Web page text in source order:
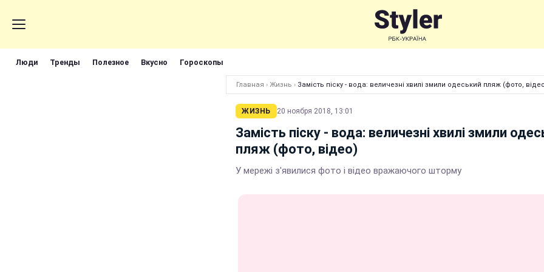
Люди Тренды Полезное Вкусно Гороскопы
Главная › Жизнь › Замість піску - вода: величезні хвилі змили одеський пляж (фото,
ЖИЗНЬ 20 ноября 2018, 13:01
Замість піску - вода: величезні хвилі змили
пляж (фото, відео)
У мережі з'явилися фото і відео вражаючого шторму